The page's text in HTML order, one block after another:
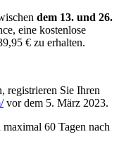
dem 13. und 26.
eine kostenlose
€ zu erhalten.
registrieren Sie Ihren
vor dem 5. März 2023.
60 Tagen nach